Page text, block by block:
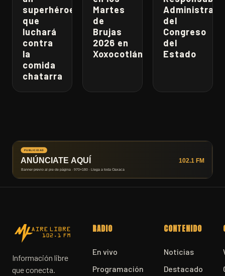
superhéroe
que
luchará
contra
la
comida
chatarra
Martes
de
Brujas
2026 en
Xoxocotlán
del
Congreso
del
Estado
Información libre
que conecta.
RADIO
En vivo
Programación
CONTENIDO
Noticias
Destacado